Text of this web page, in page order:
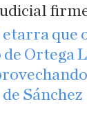
que
Ortega
Sánchez